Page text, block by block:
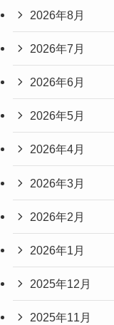
2026年8月
2026年7月
2026年6月
2026年5月
2026年4月
2026年3月
2026年2月
2026年1月
2025年12月
2025年11月